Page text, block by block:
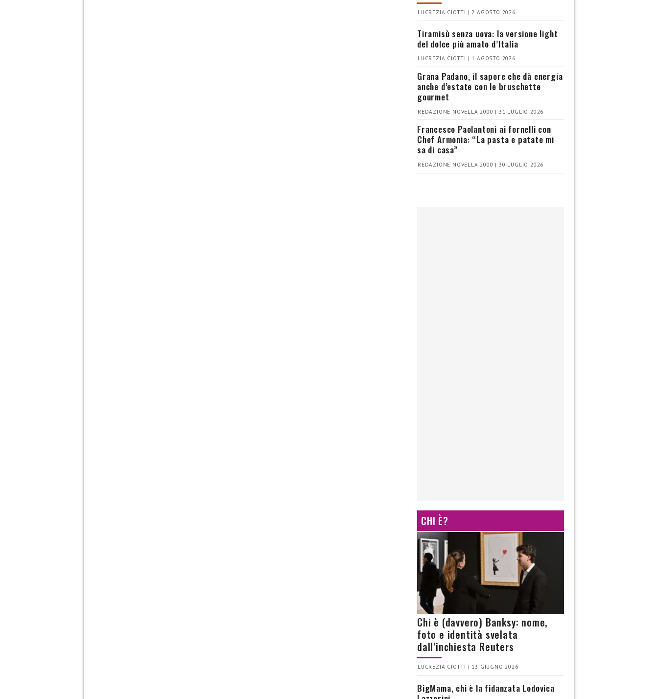
LUCREZIA CIOTTI | 2 AGOSTO 2026
Tiramisù senza uova: la versione light
del dolce più amato d’Italia
LUCREZIA CIOTTI | 1 AGOSTO 2026
Grana Padano, il sapore che dà energia
anche d’estate con le bruschette
gourmet
REDAZIONE NOVELLA 2000 | 31 LUGLIO 2026
Francesco Paolantoni ai fornelli con
Chef Armonia: “La pasta e patate mi
sa di casa”
REDAZIONE NOVELLA 2000 | 30 LUGLIO 2026
CHI È?
Chi è (davvero) Banksy: nome,
foto e identità svelata
dall’inchiesta Reuters
LUCREZIA CIOTTI | 13 GIUGNO 2026
BigMama, chi è la fidanzata Lodovica